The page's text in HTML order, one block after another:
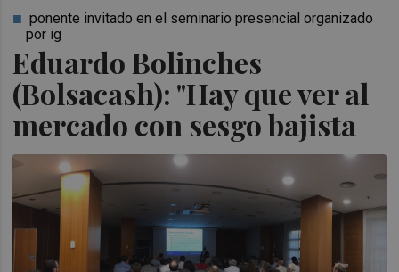
Eduardo Bolinches
(Bolsacash): "Hay que ver al
mercado con sesgo bajista
ponente invitado en el seminario presencial organizado
por ig